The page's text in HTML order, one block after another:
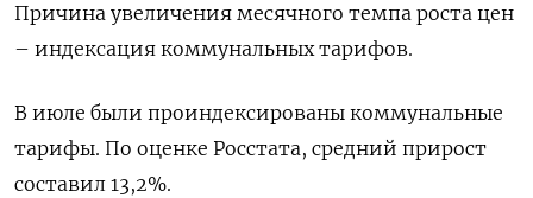
Причина увеличения месячного темпа роста цен
– индексация коммунальных тарифов.
В июле были проиндексированы коммунальные
тарифы. По оценке Росстата, средний прирост
составил 13,2%.